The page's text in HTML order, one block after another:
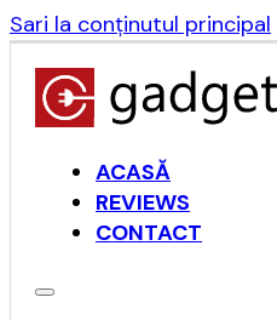
Sari la conținutul principal
ACASĂ
REVIEWS
CONTACT